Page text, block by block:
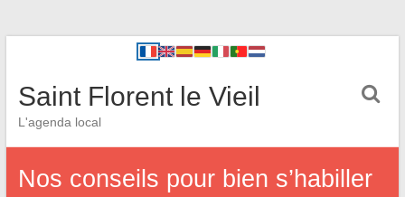
Saint Florent le Vieil
L'agenda local
Nos conseils pour bien s’habiller